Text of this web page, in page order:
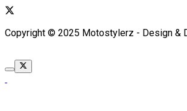
Copyright © 2025 Motostylerz - Design &